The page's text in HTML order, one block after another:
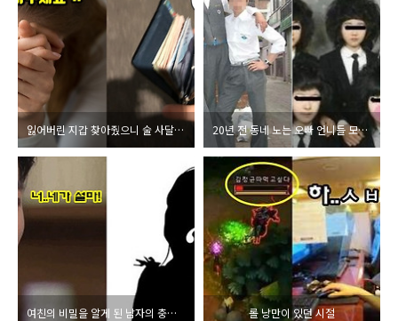
잃어버린 지갑 찾아줬으니 술 사달라고 하는 아저씨 20년 전 동네 노는 오빠 언니들 모습(비주얼 충격 주의!)
여친의 비밀을 알게 된 남자의 충격적인 반전 결말 롤 낭만이 있던 시절